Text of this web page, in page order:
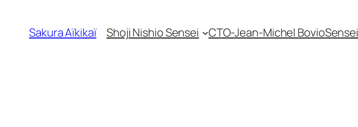
content
Sakura Aïkikaï Shoji Nishio Sensei CTO-Jean-Michel BovioSensei